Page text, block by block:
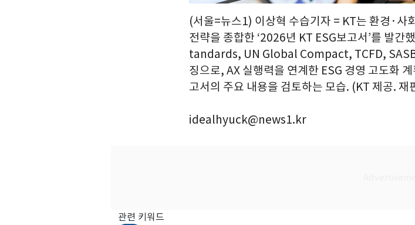
(서울=뉴스1) 이상혁 수습기자 = KT는 환경·사
전략을 종합한 ‘2026년 KT ESG보고서’를 발간
tandards, UN Global Compact, TCFD, SASB
징으로, AX 실행력을 연계한 ESG 경영 고도화
고서의 주요 내용을 검토하는 모습. (KT 제공.
idealhyuck@news1.kr
관련 키워드